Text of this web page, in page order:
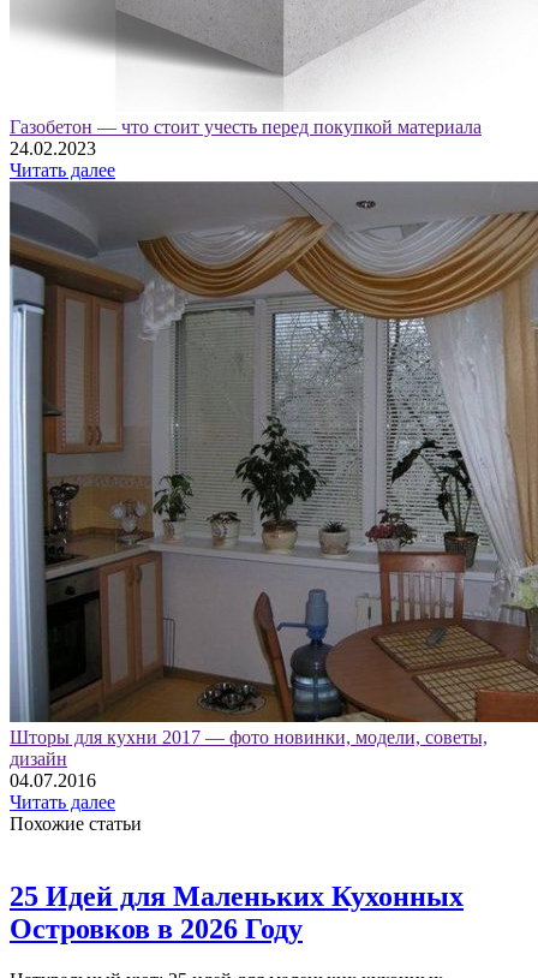
Газобетон — что стоит учесть перед покупкой материала
24.02.2023
Читать далее
Шторы для кухни 2017 — фото новинки, модели, советы,
дизайн
04.07.2016
Читать далее
Похожие статьи
25 Идей для Маленьких Кухонных
Островков в 2026 Году